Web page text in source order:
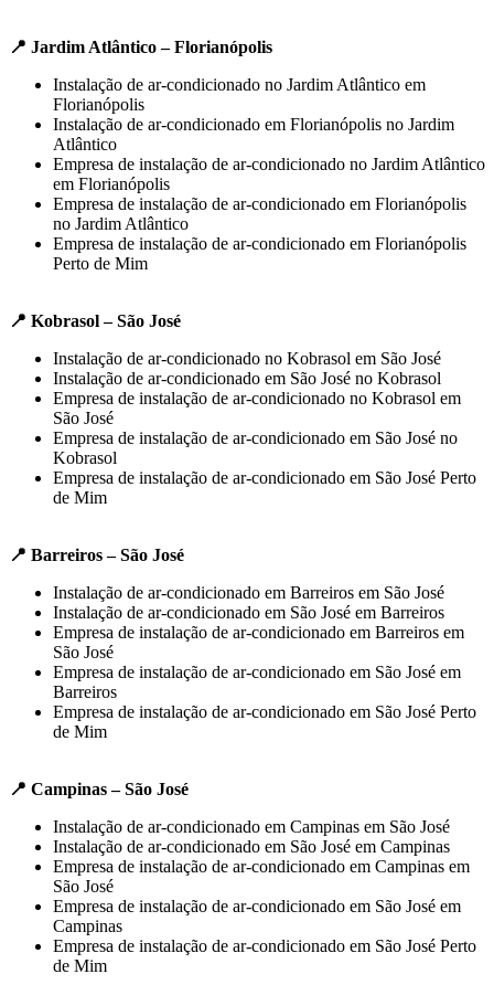
📍 Jardim Atlântico – Florianópolis
Instalação de ar-condicionado no Jardim Atlântico em
Florianópolis
Instalação de ar-condicionado em Florianópolis no Jardim
Atlântico
Empresa de instalação de ar-condicionado no Jardim Atlântico
em Florianópolis
Empresa de instalação de ar-condicionado em Florianópolis
no Jardim Atlântico
Empresa de instalação de ar-condicionado em Florianópolis
Perto de Mim
📍 Kobrasol – São José
Instalação de ar-condicionado no Kobrasol em São José
Instalação de ar-condicionado em São José no Kobrasol
Empresa de instalação de ar-condicionado no Kobrasol em
São José
Empresa de instalação de ar-condicionado em São José no
Kobrasol
Empresa de instalação de ar-condicionado em São José Perto
de Mim
📍 Barreiros – São José
Instalação de ar-condicionado em Barreiros em São José
Instalação de ar-condicionado em São José em Barreiros
Empresa de instalação de ar-condicionado em Barreiros em
São José
Empresa de instalação de ar-condicionado em São José em
Barreiros
Empresa de instalação de ar-condicionado em São José Perto
de Mim
📍 Campinas – São José
Instalação de ar-condicionado em Campinas em São José
Instalação de ar-condicionado em São José em Campinas
Empresa de instalação de ar-condicionado em Campinas em
São José
Empresa de instalação de ar-condicionado em São José em
Campinas
Empresa de instalação de ar-condicionado em São José Perto
de Mim